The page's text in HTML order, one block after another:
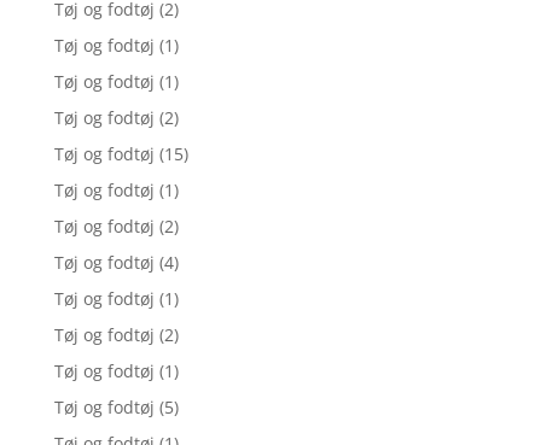
Tøj og fodtøj (2)
Tøj og fodtøj (1)
Tøj og fodtøj (1)
Tøj og fodtøj (2)
Tøj og fodtøj (15)
Tøj og fodtøj (1)
Tøj og fodtøj (2)
Tøj og fodtøj (4)
Tøj og fodtøj (1)
Tøj og fodtøj (2)
Tøj og fodtøj (1)
Tøj og fodtøj (5)